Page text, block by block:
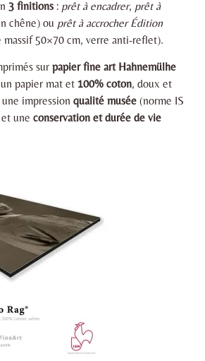
3 finitions : prêt à encadrer, prêt à
chêne) ou prêt à accrocher Édition
massif 50×70 cm, verre anti-reflet).
sur papier fine art Hahnemülhe
papier mat et 100% coton, doux et
impression qualité musée (norme IS
une conservation et durée de vie